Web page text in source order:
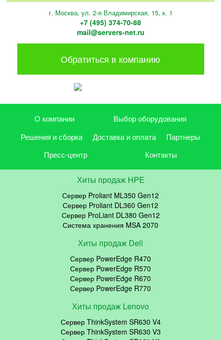
г. Москва, ул. 2-я Владимирская, 15, к. 1
+7 (495) 374-70-88
mail@servers-net.ru
Обратиться в компанию
О компании
Выбор оборудования
Решения и сборка
Доставка и оплата
Партнеры
Пресс-центр
Контакты
Хиты продаж HPE
Сервер Proliant ML350 Gen12
Сервер Proliant DL360 Gen12
Сервер ProLiant DL380 Gen12
Система хранения MSA 2070
Хиты продаж Dell
Сервер PowerEdge R470
Сервер PowerEdge R570
Сервер PowerEdge R670
Сервер PowerEdge R770
Хиты продаж Lenovo
Сервер ThinkSystem SR630 V4
Сервер ThinkSystem SR630 V3